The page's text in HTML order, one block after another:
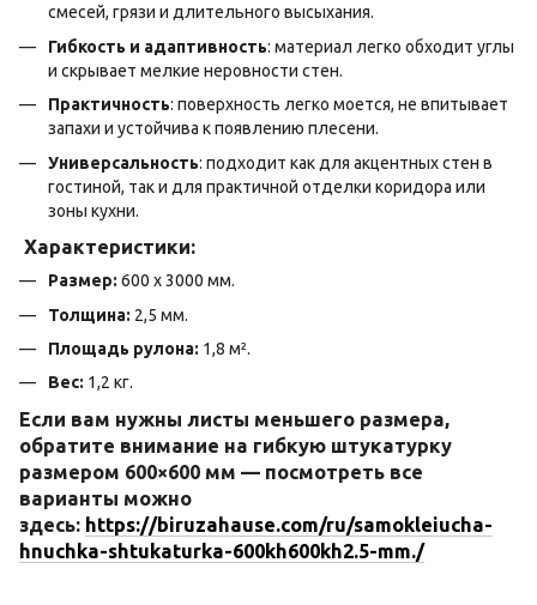
смесей, грязи и длительного высыхания.
Гибкость и адаптивность: материал легко обходит углы
и скрывает мелкие неровности стен.
Практичность: поверхность легко моется, не впитывает
запахи и устойчива к появлению плесени.
Универсальность: подходит как для акцентных стен в
гостиной, так и для практичной отделки коридора или
зоны кухни.
Характеристики:
Размер: 600 х 3000 мм.
Толщина: 2,5 мм.
Площадь рулона: 1,8 м².
Вес: 1,2 кг.
Если вам нужны листы меньшего размера,
обратите внимание на гибкую штукатурку
размером 600×600 мм — посмотреть все
варианты можно
здесь: https://biruzahause.com/ru/samokleiucha-
hnuchka-shtukaturka-600kh600kh2.5-mm./